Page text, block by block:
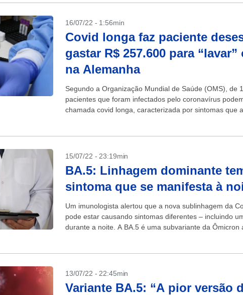
16/07/22 - 1:56min
Covid longa faz paciente
gastar R$ 257.600 para
na Alemanha
Segundo a Organização Mundial de Saúde (OMS), de
pacientes que foram infectados pelo coronavírus
chamada covid longa, caracterizada por sintomas que
15/07/22 - 23:19min
BA.5: Linhagem dominante
sintoma que se manifesta à
Um imunologista alertou que a nova sublinhagem da
pode estar causando sintomas diferentes – incluindo
durante a noite. A BA.5 é uma subvariante da Ômicron
13/07/22 - 22:45min
Variante BA.5: “A pior versão